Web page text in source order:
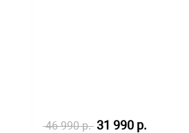
46 990 р. 31 990 р.